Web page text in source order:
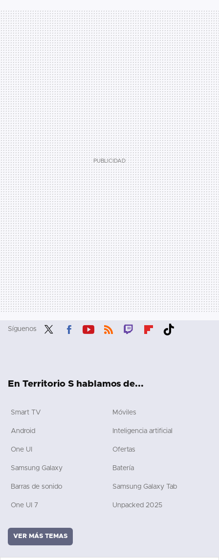
Síguenos
En Territorio S hablamos de...
Smart TV Móviles
Android Inteligencia artificial
One UI Ofertas
Samsung Galaxy Batería
Barras de sonido Samsung Galaxy Tab
One UI 7 Unpacked 2025
VER MÁS TEMAS